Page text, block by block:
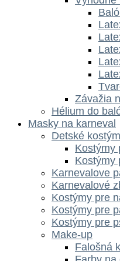
Závažia
Hélium do
Masky na karneval
Detské
Kostýmy
Kostýmy
Karnevalove
Karnevalové
Kostýmy pre
Kostýmy pre
Kostýmy pre
Make-up
Falošná